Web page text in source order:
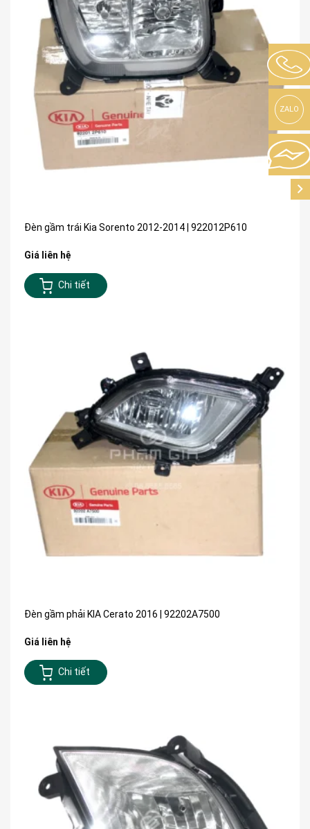
Đèn gầm trái Kia Sorento 2012-2014 | 922012P610
Giá liên hệ
Chi tiết
Đèn gầm phải KIA Cerato 2016 | 92202A7500
Giá liên hệ
Chi tiết
ZALO